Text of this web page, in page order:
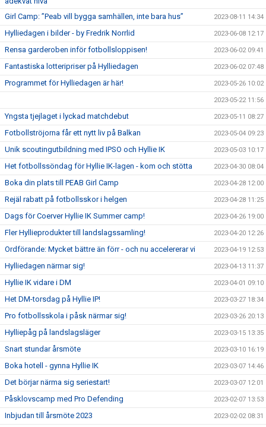
Girl Camp: ”Peab vill bygga samhällen, inte bara hus”
2023-08-11 14:34
Hylliedagen i bilder - by Fredrik Norrlid 2023-06-08 12:17
Rensa garderoben inför fotbollsloppisen! 2023-06-02 09:41
Fantastiska lotteripriser på Hylliedagen 2023-06-02 07:48
Programmet för Hylliedagen är här! 2023-05-26 10:02
2023-05-22 11:56
Yngsta tjejlaget i lyckad matchdebut 2023-05-11 08:27
Fotbollströjorna får ett nytt liv på Balkan 2023-05-04 09:23
Unik scoutingutbildning med IPSO och Hyllie IK 2023-05-03 10:17
Het fotbollssöndag för Hyllie IK-lagen - kom och stötta 2023-04-30 08:04
Boka din plats till PEAB Girl Camp 2023-04-28 12:00
Rejäl rabatt på fotbollsskor i helgen 2023-04-28 11:25
Dags för Coerver Hyllie IK Summer camp! 2023-04-26 19:00
Fler Hyllieprodukter till landslagssamling! 2023-04-20 12:26
Ordförande: Mycket bättre än förr - och nu accelererar vi 2023-04-19 12:53
Hylliedagen närmar sig! 2023-04-13 11:37
Hyllie IK vidare i DM 2023-04-01 09:10
Het DM-torsdag på Hyllie IP! 2023-03-27 18:34
Pro fotbollsskola i påsk närmar sig! 2023-03-26 20:13
Hylliepåg på landslagsläger 2023-03-15 13:35
Snart stundar årsmöte 2023-03-10 16:19
Boka hotell - gynna Hyllie IK 2023-03-07 14:46
Det börjar närma sig seriestart! 2023-03-07 12:01
Påsklovscamp med Pro Defending 2023-02-07 13:53
Inbjudan till årsmöte 2023 2023-02-02 08:31